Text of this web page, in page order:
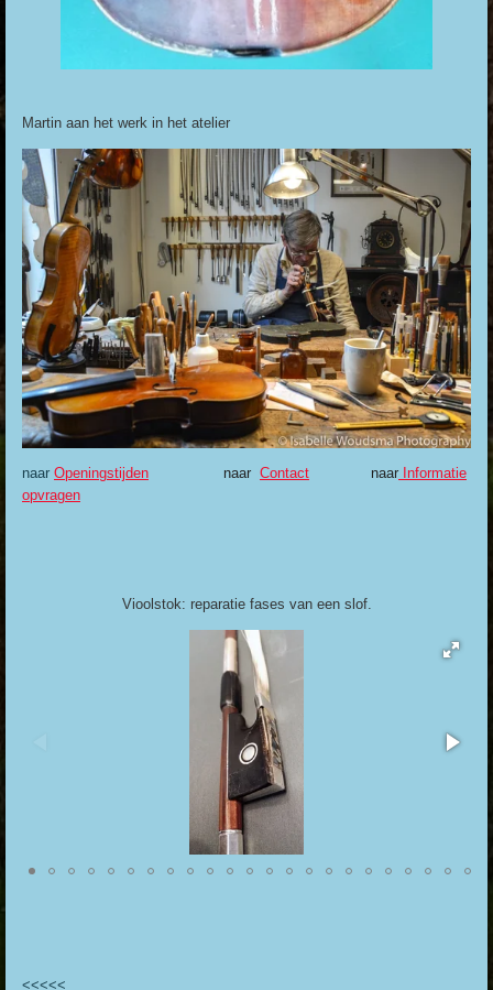
Martin aan het werk in het atelier
naar Openingstijden naar Contact naar Informatie
opvragen
Vioolstok: reparatie fases van een slof.
<<<<<